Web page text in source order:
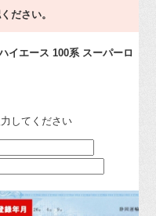
ださい。
イエース 100系 スーパーロ
してください